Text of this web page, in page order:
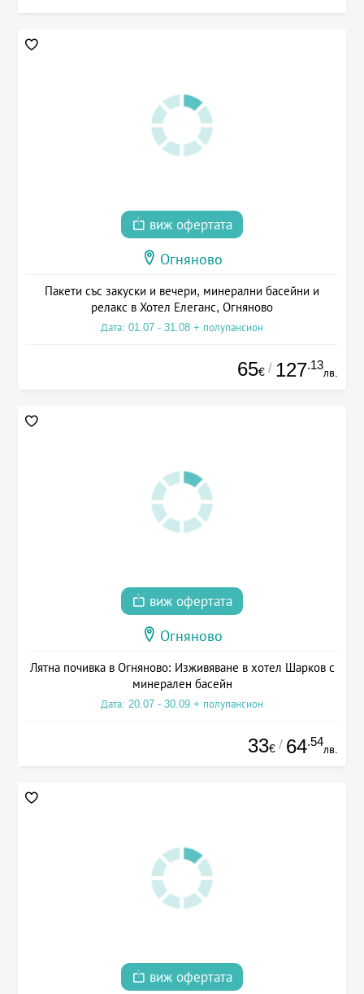
виж офертата
Огняново
Пакети със закуски и вечери, минерални басейни и
релакс в Хотел Елеганс, Огняново
Дата: 01.07 - 31.08 + полупансион
65€ / 127.13
лв.
виж офертата
Огняново
Лятна почивка в Огняново: Изживяване в хотел Шарков с
минерален басейн
Дата: 20.07 - 30.09 + полупансион
33€ / 64.54
лв.
виж офертата